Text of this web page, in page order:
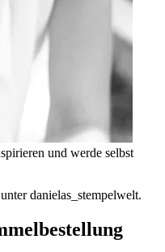
und werde selbst
danielas_stempelwelt.